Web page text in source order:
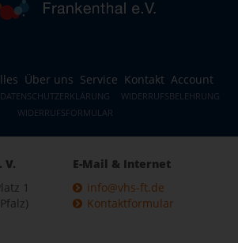
Über uns Service Kontakt Account
DATENSCHUTZERKLÄRUNG
WIDERRUFSBELEHRUNG
WIDERRUFSFORMULAR
V.
1
E-Mail & Internet
info@vhs-ft.de
Kontaktformular